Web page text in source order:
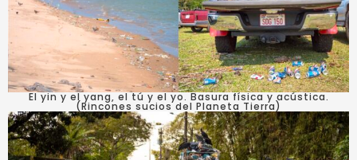
El yin y el yang, el tú y el yo. Basura física y acústica.
(Rincones sucios del Planeta Tierra)